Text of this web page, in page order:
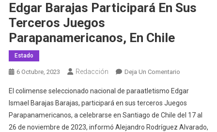
Edgar Barajas Participará En Sus
Terceros Juegos
Parapanamericanos, En Chile
Estado
6 Octubre, 2023 Redacción Deja Un ComentarioEn
Barajas
Participará
En
Sus
El colimense seleccionado nacional de paraatletismo Edgar
Ismael Barajas Barajas, participará en sus terceros Juegos
Parapanamericanos, a celebrarse en Santiago de Chile del 17 al
26 de noviembre de 2023, informó Alejandro Rodríguez Alvarado,